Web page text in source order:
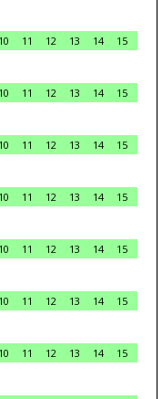
10 11 12 13 14
15
10 11 12 13 14
15
10 11 12 13 14
15
10 11 12 13 14
15
10 11 12 13 14
15
10 11 12 13 14
15
10 11 12 13 14
15